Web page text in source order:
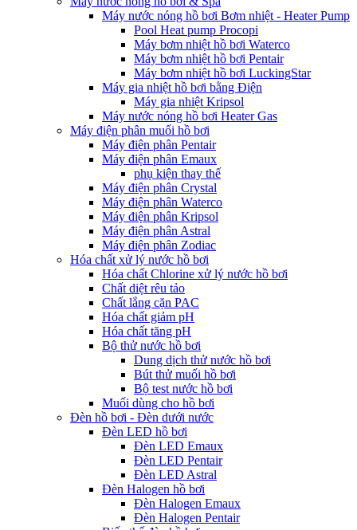
Máy nước nóng hồ bơi Bơm nhiệt - Heater Pump
Pool Heat pump Procopi
Máy bơm nhiệt hồ bơi Waterco
Máy bơm nhiệt hồ bơi Pentair
Máy bơm nhiệt hồ bơi LuckingStar
Máy gia nhiệt hồ bơi bằng Điện
Máy gia nhiệt Kripsol
Máy nước nóng hồ bơi Heater Gas
Máy điện phân muối hồ bơi
Máy điện phân Pentair
Máy điện phân Emaux
phụ kiện thay thế
Máy điện phân Crystal
Máy điện phân Waterco
Máy điện phân Kripsol
Máy điện phân Astral
Máy điện phân Zodiac
Hóa chất xử lý nước hồ bơi
Hóa chất Chlorine xử lý nước hồ bơi
Chất diệt rêu tảo
Chất lắng cặn PAC
Hóa chất giảm pH
Hóa chất tăng pH
Bộ thử nước hồ bơi
Dung dịch thử nước hồ bơi
Bút thử muối hồ bơi
Bộ test nước hồ bơi
Muối dùng cho hồ bơi
Đèn hồ bơi - Đèn dưới nước
Đèn LED hồ bơi
Đèn LED Emaux
Đèn LED Pentair
Đèn LED Astral
Đèn Halogen hồ bơi
Đèn Halogen Emaux
Đèn Halogen Pentair